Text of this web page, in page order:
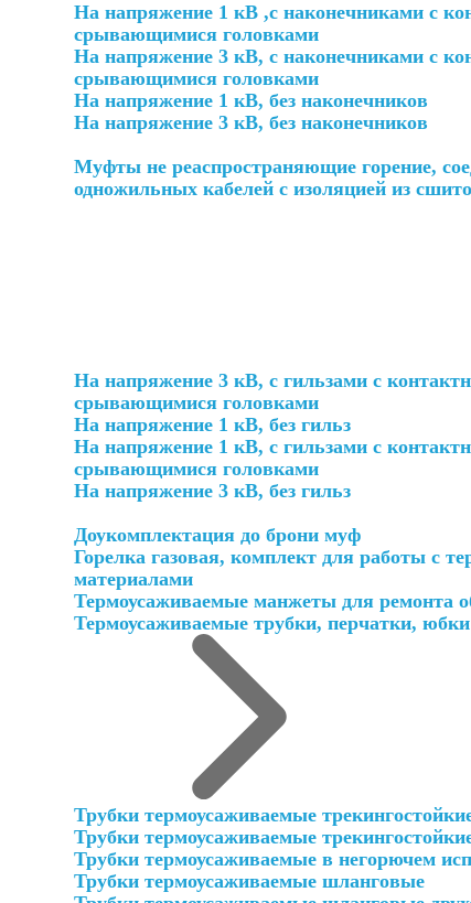
На напряжение 1 кВ ,с наконечниками с
срывающимися головками
На напряжение 3 кВ, с наконечниками с
срывающимися головками
На напряжение 1 кВ, без наконечников
На напряжение 3 кВ, без наконечников
Муфты не реаспространяющие горение,
одножильных кабелей с изоляцией из
На напряжение 3 кВ, с гильзами с
срывающимися головками
На напряжение 1 кВ, без гильз
На напряжение 1 кВ, с гильзами с
срывающимися головками
На напряжение 3 кВ, без гильз
Доукомплектация до брони муф
Горелка газовая, комплект для работы с
материалами
Термоусаживаемые манжеты для ремонта
Термоусаживаемые трубки, перчатки, юбки
Трубки термоусаживаемые
Трубки термоусаживаемые
Трубки термоусаживаемые в негорючем
Трубки термоусаживаемые шланговые